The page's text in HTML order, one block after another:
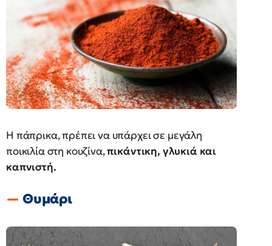
Η πάπρικα, πρέπει να υπάρχει σε μεγάλη
ποικιλία στη κουζίνα,πικάντικη, γλυκιά και
καπνιστή.
Θυμάρι